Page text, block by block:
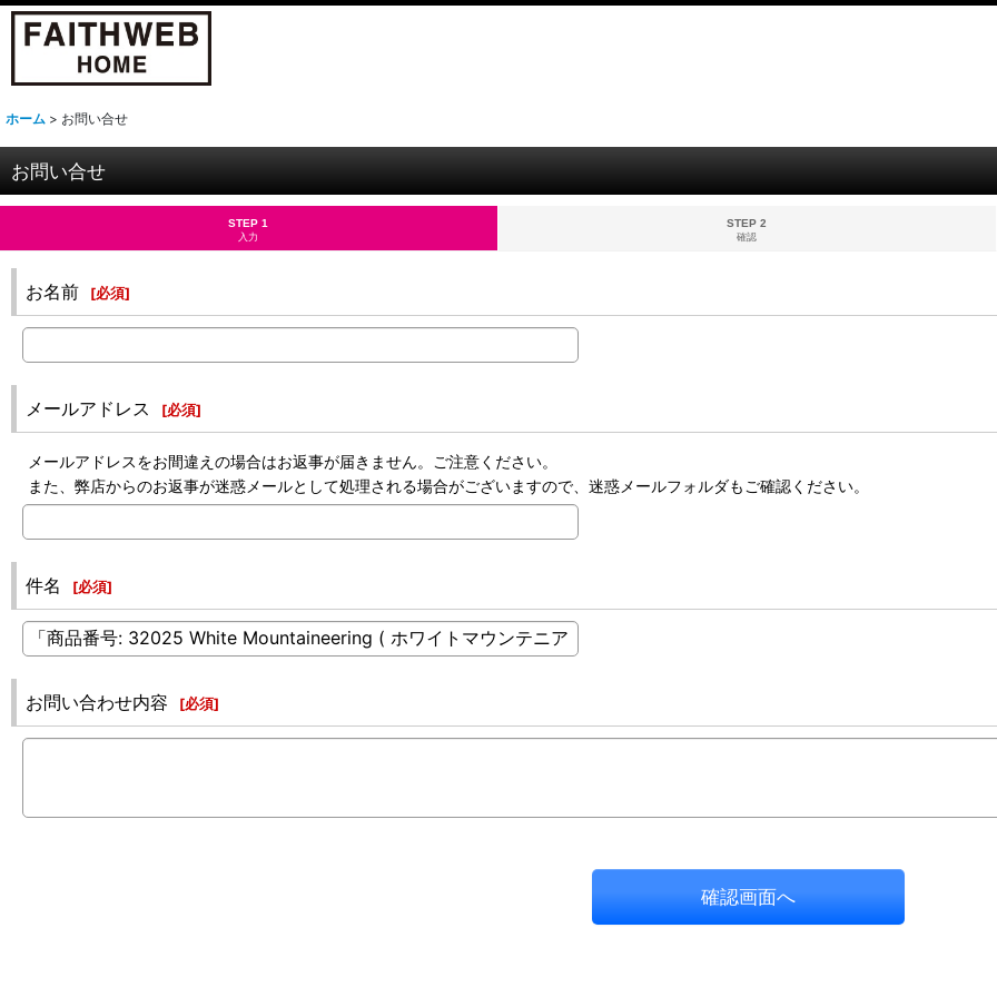
ホーム > お問い合せ
お問い合せ
STEP 1
入力
STEP 2
確認
お名前 [必須]
メールアドレス [必須]
メールアドレスをお間違えの場合はお返事が届きません。ご注意ください。
また、弊店からのお返事が迷惑メールとして処理される場合がございますので、迷惑メールフォルダもご確認ください。
件名 [必須]
お問い合わせ内容 [必須]
確認画面へ